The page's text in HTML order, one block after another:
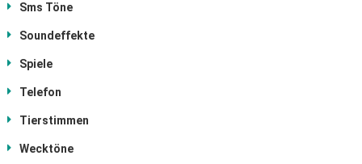
Sms Töne
Soundeffekte
Spiele
Telefon
Tierstimmen
Wecktöne